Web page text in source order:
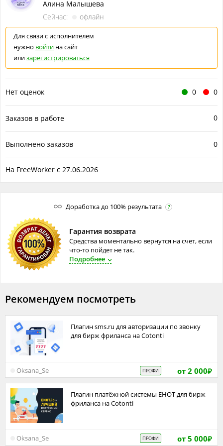
✔ Всем, кто регулярно работает с текстами, клиентами или
Какие задачи решает AI-помощник
• Быстро отвечает на типовые вопросы.
• Помогает писать тексты.
• Использует ваши инструкции и материалы.
• Экономит время на повторяющихся задачах.
правилам.
3. Подключение вашей базы знаний (если требуется)
4. Настройка стиля общения
5. Создание готовых инструкций
6. Проверка работы помощника
Обсуждаем ваши задачи.
Определяем, что должен делать помощник.
Настраиваю его под ваши требования.
Проверяем работу.
При необходимости вношу до 3 бесплатных правок.
Почему выбирают AI Studio Alina
✔ Индивидуальная настройка под ваш бизнес.
✔ Простое объяснение без сложных технических терминов.
✔ Ответственный подход к каждому проекту.
Доработка до 100% результата ?
Гарантия возврата
Средства моментально вернутся на счет, если
что-то пойдет не так.
Подробнее
Рекомендуем посмотреть
Плагин sms.ru для авторизации по звонку
для бирж фриланса на Cotonti
от 2 000₽
ПРОФИ
Oksana_Se
Плагин платёжной системы ЕНОТ для бирж
фриланса на Cotonti
от 5 000₽
ПРОФИ
Oksana_Se
Алина Малышева
Сейчас:
офлайн
Для связи с исполнителем
нужно войти на сайт
илизарегистрироваться
0 0
Нет оценок
0
Заказов в работе
0
Выполнено заказов
На FreeWorker с 27.06.2026